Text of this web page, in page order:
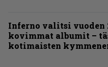
Inferno valitsi vuoden
kovimmat albumit –
kotimaisten